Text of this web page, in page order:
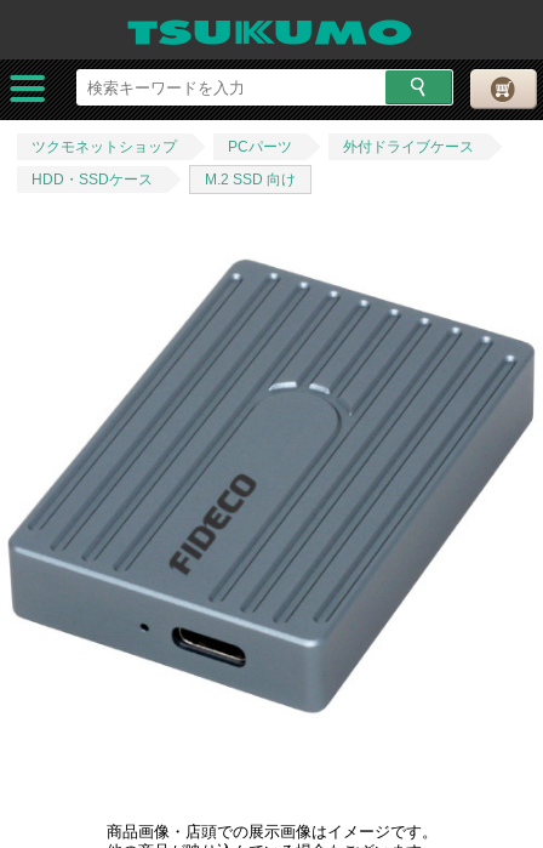
ツクモネットショップ PCパーツ
外付ドライブケース
HDD・SSDケース
M.2 SSD 向け
商品画像・店頭での展示画像はイメージです。